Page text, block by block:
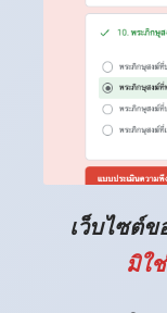
เว็บไซต์ข
มิใ